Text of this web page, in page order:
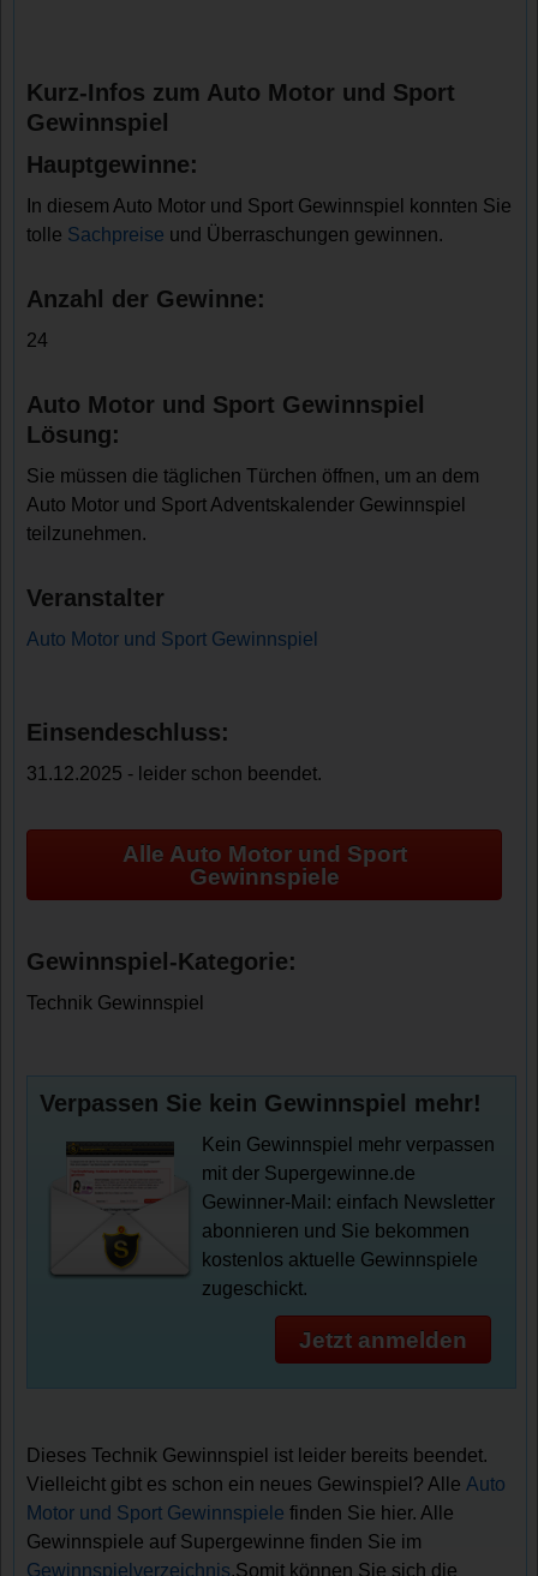
Kurz-Infos zum Auto Motor und Sport
Gewinnspiel
Hauptgewinne:
In diesem Auto Motor und Sport Gewinnspiel konnten Sie
tolle Sachpreise und Überraschungen gewinnen.
Anzahl der Gewinne:
24
Auto Motor und Sport Gewinnspiel
Lösung:
Sie müssen die täglichen Türchen öffnen, um an dem
Auto Motor und Sport Adventskalender Gewinnspiel
teilzunehmen.
Veranstalter
Auto Motor und Sport Gewinnspiel
Einsendeschluss:
31.12.2025 - leider schon beendet.
Alle Auto Motor und Sport
Gewinnspiele
Gewinnspiel-Kategorie:
Technik Gewinnspiel
Verpassen Sie kein Gewinnspiel mehr!
Kein Gewinnspiel mehr verpassen
mit der Supergewinne.de
Gewinner-Mail: einfach Newsletter
abonnieren und Sie bekommen
kostenlos aktuelle Gewinnspiele
zugeschickt.
Jetzt anmelden
Dieses Technik Gewinnspiel ist leider bereits beendet.
Vielleicht gibt es schon ein neues Gewinspiel? Alle Auto
Motor und Sport Gewinnspiele finden Sie hier. Alle
Gewinnspiele auf Supergewinne finden Sie im
Gewinnspielverzeichnis.Somit können Sie sich die